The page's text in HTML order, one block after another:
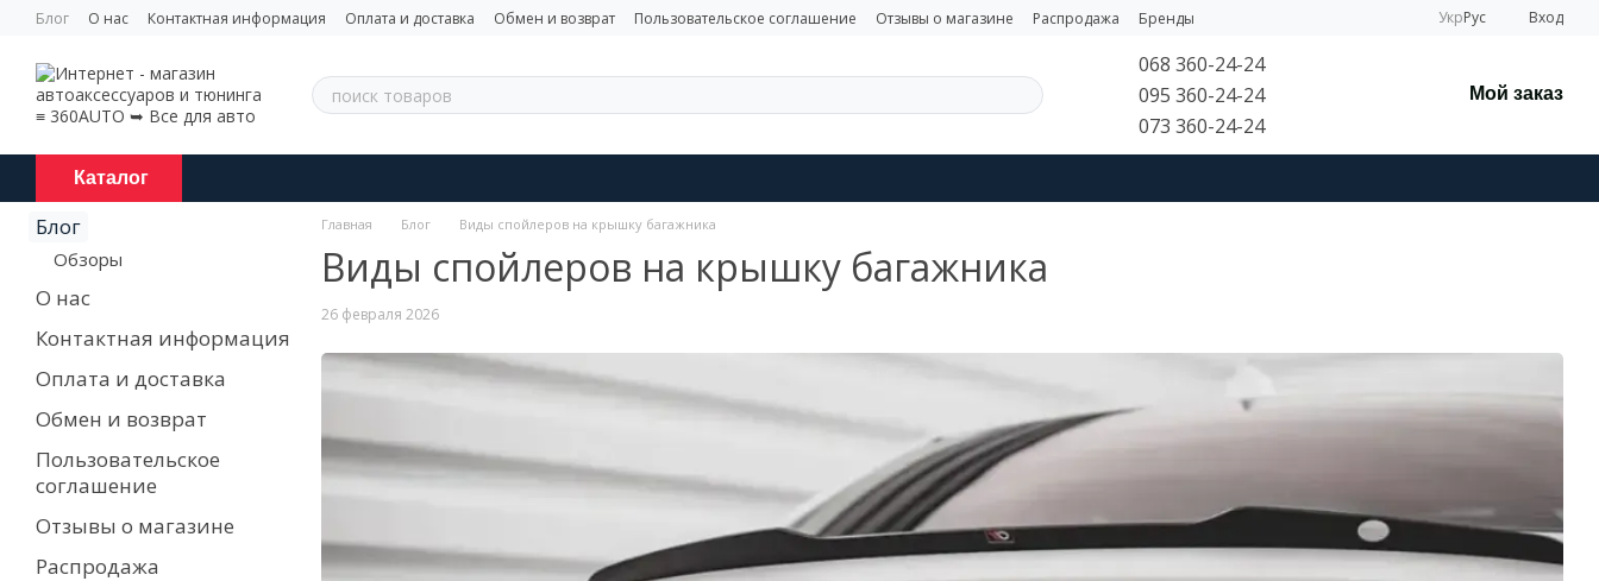
Перейти к основному контенту
Блог О нас Контактная информация Оплата и доставка Обмен и возврат Пользовательское соглашение Отзывы о магазине Распродажа Бренды УкрРус Вход
068 360-24-24
095 360-24-24
073 360-24-24
Мой заказ
Каталог
Главная Блог Виды спойлеров на крышку багажника
Виды спойлеров на крышку багажника
26 февраля 2026
Блог
Обзоры
О нас
Контактная информация
Оплата и доставка
Обмен и возврат
Пользовательское
соглашение
Отзывы о магазине
Распродажа